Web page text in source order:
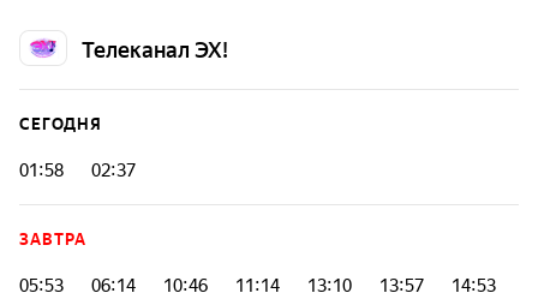
Телеканал ЭХ!
СЕГОДНЯ
01:58 02:37
ЗАВТРА
05:53 06:14 10:46 11:14 13:10 13:57 14:53